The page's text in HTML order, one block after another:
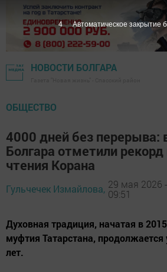
НОВОСТИ БОЛГАРА
ОБЩЕСТВО
4000 дней без перерыва:
Болгара отметили
чтения Корана
Гульчечек Измайлова, 29 мая 2026 -
09:51
Духовная традиция, начатая в
муфтия Татарстана, продолжается
лет.
3 Автоматическое закрытие